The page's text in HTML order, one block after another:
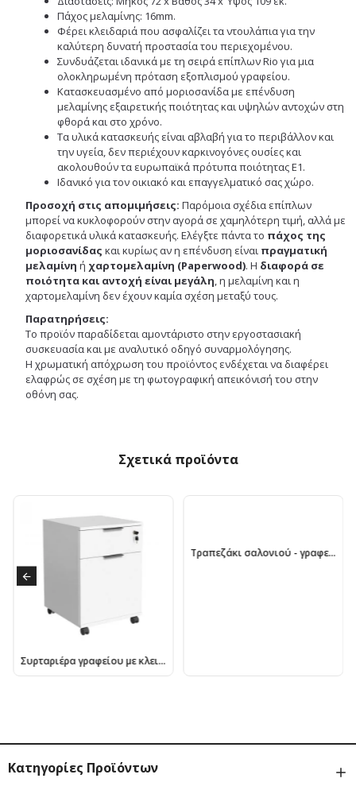
Πάχος μελαμίνης: 16mm.
Φέρει κλειδαριά που ασφαλίζει τα ντουλάπια για την
καλύτερη δυνατή προστασία του περιεχομένου.
Συνδυάζεται ιδανικά με τη σειρά επίπλων Rio για μια
ολοκληρωμένη πρόταση εξοπλισμού γραφείου.
Κατασκευασμένο από μοριοσανίδα με επένδυση
μελαμίνης εξαιρετικής ποιότητας και υψηλών αντοχών στη
φθορά και στο χρόνο.
Τα υλικά κατασκευής είναι αβλαβή για το περιβάλλον και
την υγεία, δεν περιέχουν καρκινογόνες ουσίες και
ακολουθούν τα ευρωπαϊκά πρότυπα ποιότητας Ε1.
Ιδανικό για τον οικιακό και επαγγελματικό σας χώρο.
Προσοχή στις απομιμήσεις: Παρόμοια σχέδια επίπλων
μπορεί να κυκλοφορούν στην αγορά σε χαμηλότερη τιμή, αλλά με
διαφορετικά υλικά κατασκευής. Ελέγξτε πάντα το πάχος της
μοριοσανίδας και κυρίως αν η επένδυση είναι πραγματική
μελαμίνη ή χαρτομελαμίνη (Paperwood). Η διαφορά σε
ποιότητα και αντοχή είναι μεγάλη, η μελαμίνη και η
χαρτομελαμίνη δεν έχουν καμία σχέση μεταξύ τους.
Παρατηρήσεις:
Το προϊόν παραδίδεται αμοντάριστο στην εργοστασιακή
συσκευασία και με αναλυτικό οδηγό συναρμολόγησης.
Η χρωματική απόχρωση του προϊόντος ενδέχεται να διαφέρει
ελαφρώς σε σχέση με τη φωτογραφική απεικόνισή του στην
οθόνη σας.
Σχετικά προϊόντα
Συρταριέρα γραφείου με κλειδαριά Rio Megapap τροχήλατη χρώμα λευκό 41x45x61εκ.
Τραπεζάκι σαλονιού - γραφείου Rio Megapap χρώμα λευκό 60x40x43εκ.
Κατηγορίες Προϊόντων